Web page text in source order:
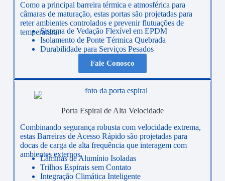
Como a principal barreira térmica e atmosférica para
câmaras de maturação, estas portas são projetadas para
reter ambientes controlados e prevenir flutuações de
temperatura.Sistema de Vedação Flexível em EPDM
Isolamento de Ponte Térmica Quebrada
Durabilidade para Serviços Pesados
Fale Conosco
Porta Espiral de Alta Velocidade
Combinando segurança robusta com velocidade extrema,
estas Barreiras de Acesso Rápido são projetadas para
docas de carga de alta frequência que interagem com
ambientes externos.
Lâminas de Alumínio Isoladas
Trilhos Espirais sem Contato
Integração Climática Inteligente